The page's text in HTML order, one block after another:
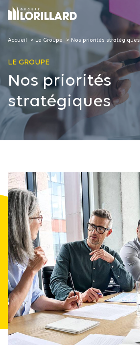
Accueil Le Groupe Nos priorités stratégiques
LE GROUPE
Nos priorités
stratégiques
Panneau de gestion des cookies